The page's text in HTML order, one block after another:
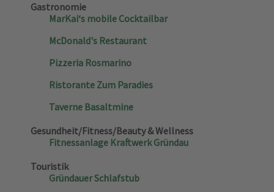
Gastronomie
MarKai‘s mobile Cocktailbar
McDonald's Restaurant
Pizzeria Rosmarino
Ristorante Zum Paradies
Taverne Basaltmine
Gesundheit/Fitness/Beauty & Wellness
Fitnessanlage Kraftwerk Gründau
Touristik
Gründauer Schlafstub